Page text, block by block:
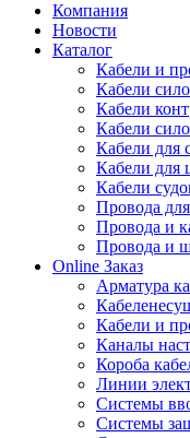
Компания
Новости
Каталог
Кабели и
Кабели
Кабели
Кабели
Кабели для
Кабели для
Кабели
Провода
Провода и
Провода и
Online Заказ
Арматура
Кабели и
Каналы
Короба
Линии
Системы
Системы